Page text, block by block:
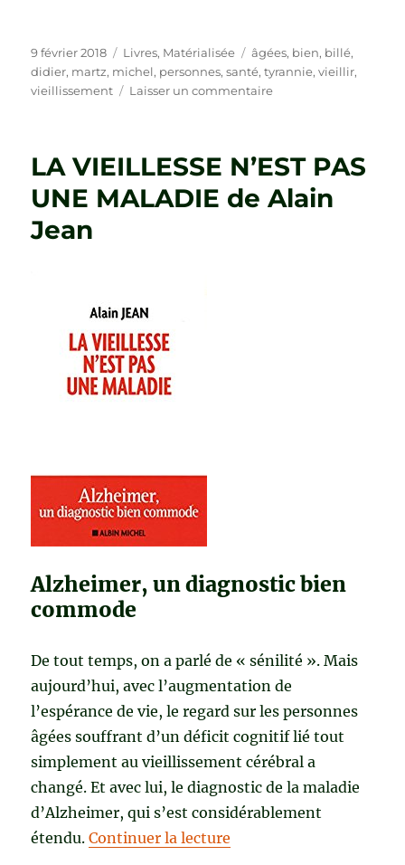
Publié
le
9 février 2018 Catégories
Livres, Matérialisée Étiquettes
âgées, bien, billé,
didier, martz, michel, personnes,santé,tyrannie,vieillir,
vieillissement
Laisser un commentairesur
« BIEN
VIEILLIR »
de
LA VIEILLESSE N’EST PAS
UNE MALADIE de Alain
Jean
Alzheimer, un diagnostic bien
commode
De tout temps, on a parlé de « sénilité ». Mais
aujourd’hui, avec l’augmentation de
l’espérance de vie, le regard sur les personnes
âgées souffrant d’un déficit cognitif lié tout
simplement au vieillissement cérébral a
changé. Et avec lui, le diagnostic de la maladie
d’Alzheimer, qui s’est considérablement
étendu.Continuer la lecture